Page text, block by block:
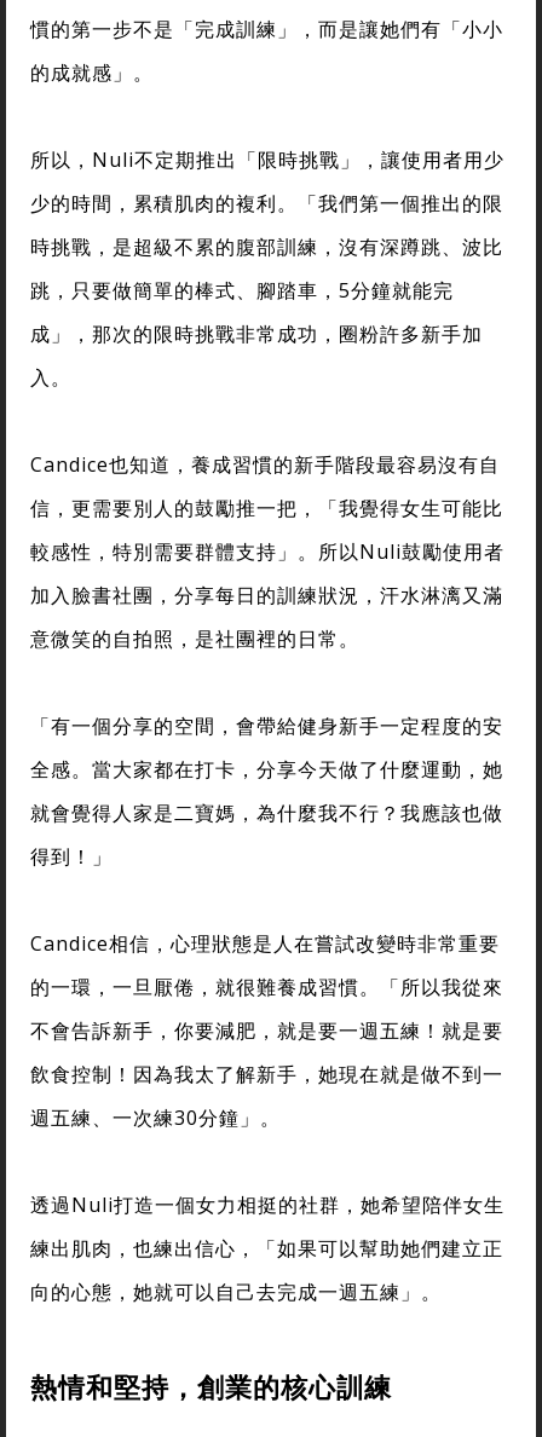
慣的第一步不是「完成訓練」，而是讓她們有「小小
的成就感」。
所以，Nuli不定期推出「限時挑戰」，讓使用者用少
少的時間，累積肌肉的複利。「我們第一個推出的限
時挑戰，是超級不累的腹部訓練，沒有深蹲跳、波比
跳，只要做簡單的棒式、腳踏車，5分鐘就能完
成」，那次的限時挑戰非常成功，圈粉許多新手加
入。
Candice也知道，養成習慣的新手階段最容易沒有自
信，更需要別人的鼓勵推一把，「我覺得女生可能比
較感性，特別需要群體支持」。所以Nuli鼓勵使用者
加入臉書社團，分享每日的訓練狀況，汗水淋漓又滿
意微笑的自拍照，是社團裡的日常。
「有一個分享的空間，會帶給健身新手一定程度的安
全感。當大家都在打卡，分享今天做了什麼運動，她
就會覺得人家是二寶媽，為什麼我不行？我應該也做
得到！」
Candice相信，心理狀態是人在嘗試改變時非常重要
的一環，一旦厭倦，就很難養成習慣。「所以我從來
不會告訴新手，你要減肥，就是要一週五練！就是要
飲食控制！因為我太了解新手，她現在就是做不到一
週五練、一次練30分鐘」。
透過Nuli打造一個女力相挺的社群，她希望陪伴女生
練出肌肉，也練出信心，「如果可以幫助她們建立正
向的心態，她就可以自己去完成一週五練」。
熱情和堅持，創業的核心訓練